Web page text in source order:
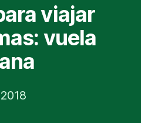
viajar
vuela